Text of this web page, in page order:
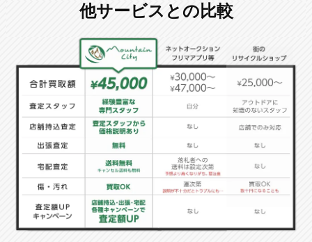
他サービスとの比較